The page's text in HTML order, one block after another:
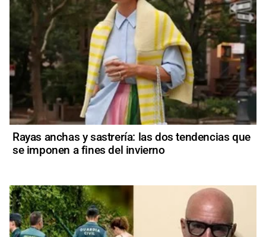
Rayas anchas y sastrería: las dos tendencias que
se imponen a fines del invierno